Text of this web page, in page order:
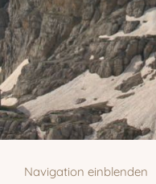
Navigation einblenden